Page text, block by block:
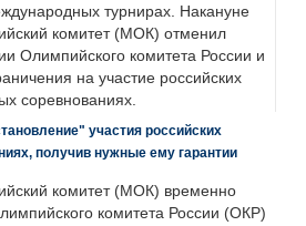
турнирах. Накануне
комитет (МОК) отменил
Олимпийского комитета России и
на участие российских
соревнованиях.
участия российских
получив нужные ему гарантии
комитет (МОК) временно
комитета России (ОКР)